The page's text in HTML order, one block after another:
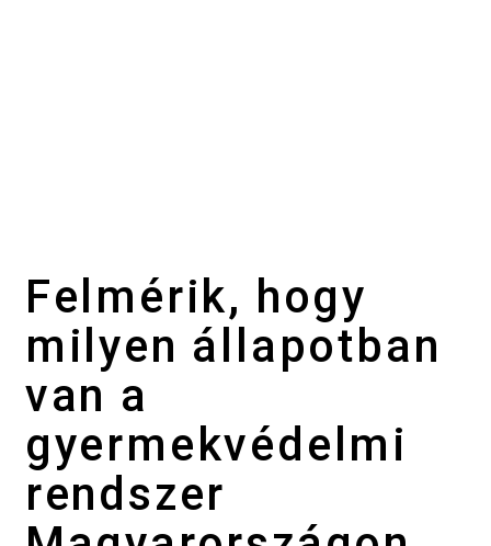
Felmérik, hogy
milyen állapotban
van a
gyermekvédelmi
rendszer